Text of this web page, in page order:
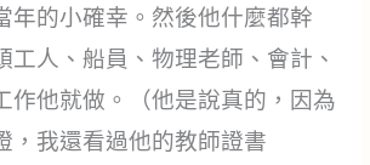
年的小確幸。然後他什麼都幹
工人、船員、物理老師、會計、
作他就做。（他是說真的，因為
，我還看過他的教師證書